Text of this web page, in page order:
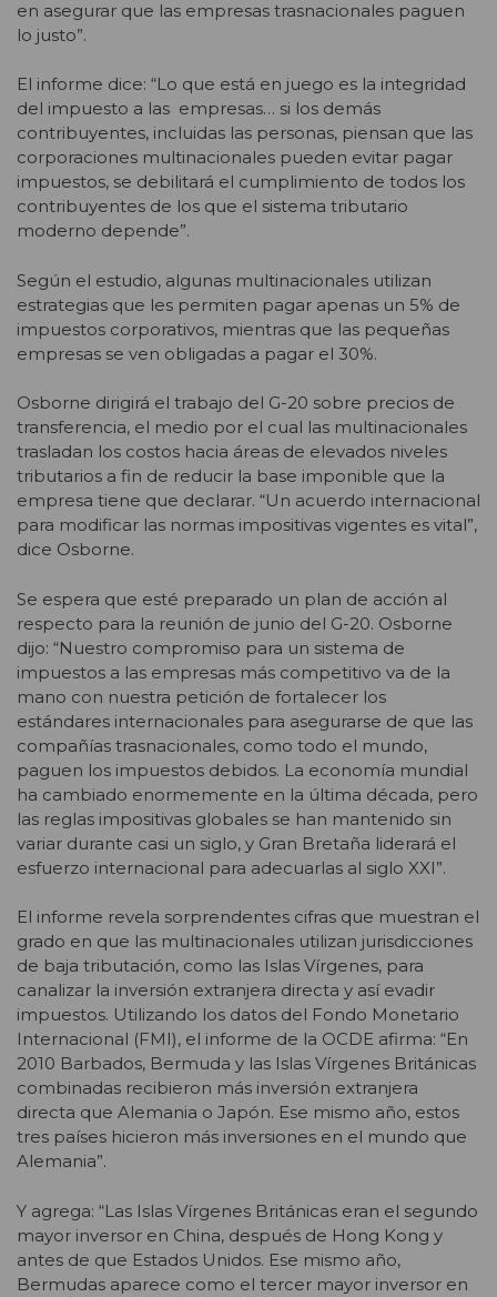
en asegurar que las empresas trasnacionales paguen
lo justo”.
El informe dice: “Lo que está en juego es la integridad
del impuesto a las empresas… si los demás
contribuyentes, incluidas las personas, piensan que las
corporaciones multinacionales pueden evitar pagar
impuestos, se debilitará el cumplimiento de todos los
contribuyentes de los que el sistema tributario
moderno depende”.
Según el estudio, algunas multinacionales utilizan
estrategias que les permiten pagar apenas un 5% de
impuestos corporativos, mientras que las pequeñas
empresas se ven obligadas a pagar el 30%.
Osborne dirigirá el trabajo del G-20 sobre precios de
transferencia, el medio por el cual las multinacionales
trasladan los costos hacia áreas de elevados niveles
tributarios a fin de reducir la base imponible que la
empresa tiene que declarar. “Un acuerdo internacional
para modificar las normas impositivas vigentes es vital”,
dice Osborne.
Se espera que esté preparado un plan de acción al
respecto para la reunión de junio del G-20. Osborne
dijo: “Nuestro compromiso para un sistema de
impuestos a las empresas más competitivo va de la
mano con nuestra petición de fortalecer los
estándares internacionales para asegurarse de que las
compañías trasnacionales, como todo el mundo,
paguen los impuestos debidos. La economía mundial
ha cambiado enormemente en la última década, pero
las reglas impositivas globales se han mantenido sin
variar durante casi un siglo, y Gran Bretaña liderará el
esfuerzo internacional para adecuarlas al siglo XXI”.
El informe revela sorprendentes cifras que muestran el
grado en que las multinacionales utilizan jurisdicciones
de baja tributación, como las Islas Vírgenes, para
canalizar la inversión extranjera directa y así evadir
impuestos. Utilizando los datos del Fondo Monetario
Internacional (FMI), el informe de la OCDE afirma: “En
2010 Barbados, Bermuda y las Islas Vírgenes Británicas
combinadas recibieron más inversión extranjera
directa que Alemania o Japón. Ese mismo año, estos
tres países hicieron más inversiones en el mundo que
Alemania”.
Y agrega: “Las Islas Vírgenes Británicas eran el segundo
mayor inversor en China, después de Hong Kong y
antes de que Estados Unidos. Ese mismo año,
Bermudas aparece como el tercer mayor inversor en